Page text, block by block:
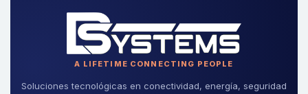
A LIFETIME CONNECTING PEOPLE
Soluciones tecnológicas en conectividad, energía, seguridad